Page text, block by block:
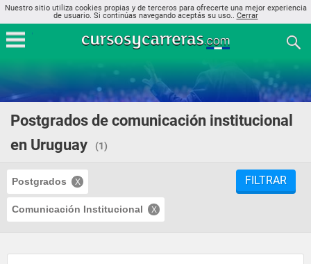
Nuestro sitio utiliza cookies propias y de terceros para ofrecerte una mejor experiencia
de usuario. Si continúas navegando aceptás su uso.. Cerrar
Postgrados de comunicación institucional
en Uruguay
(1)
Postgrados
Comunicación Institucional
FILTRAR